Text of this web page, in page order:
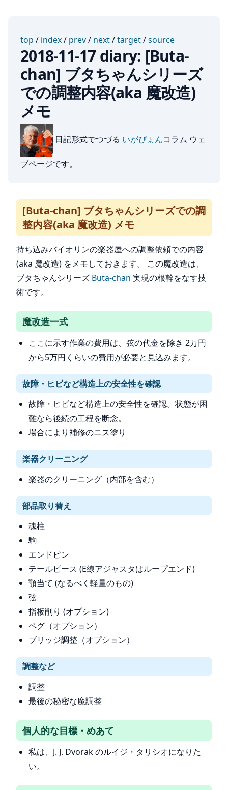
top / index/ prev/ next/target/source
2018-11-17 diary: [Buta-
chan] ブタちゃんシリーズ
での調整内容(aka 魔改造)
メモ
日記形式でつづる いがぴょんコラム ウェ
ブページです。
[Buta-chan] ブタちゃんシリーズでの調
整内容(aka 魔改造) メモ
持ち込みバイオリンの楽器屋への調整依頼での内容
(aka 魔改造) をメモしておきます。 この魔改造は、
ブタちゃんシリーズ Buta-chan 実現の根幹をなす技
術です。
魔改造一式
ここに示す作業の費用は、弦の代金を除き 2万円
から5万円くらいの費用が必要と見込みます。
故障・ヒビなど構造上の安全性を確認
故障・ヒビなど構造上の安全性を確認。状態が困
難なら後続の工程を断念。
場合により補修のニス塗り
楽器クリーニング
楽器のクリーニング（内部を含む）
部品取り替え
魂柱
駒
エンドピン
テールピース (E線アジャスタはループエンド)
顎当て (なるべく軽量のもの)
弦
指板削り (オプション)
ペグ（オプション）
ブリッジ調整（オプション）
調整など
調整
最後の秘密な魔調整
個人的な目標・めあて
私は、J. J. Dvorak のルイジ・タリシオになりた
い。